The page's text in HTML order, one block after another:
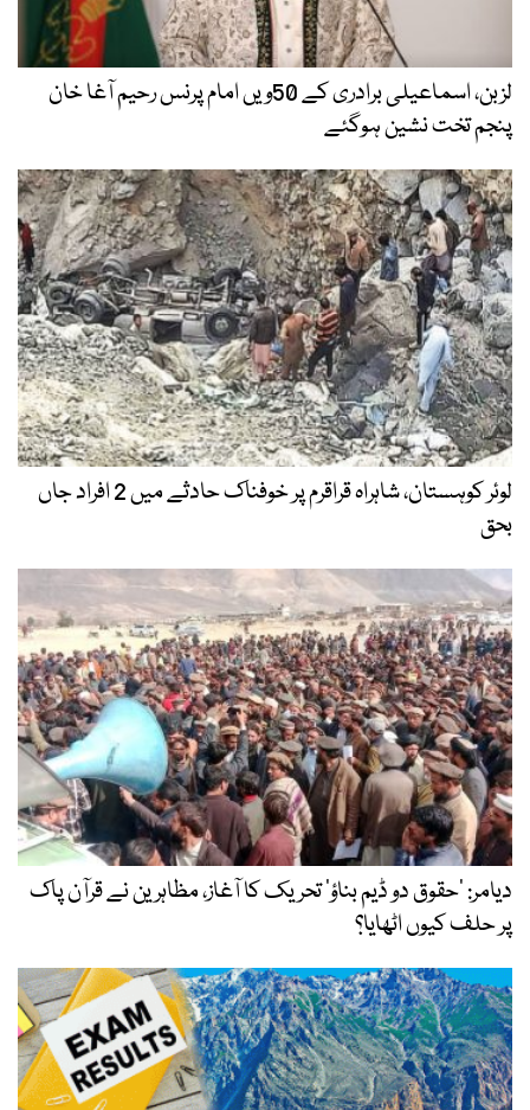
لزبن، اسماعیلی برادری کے 50ویں امام پرنس رحیم آغا خان
پنجم تخت نشین ہوگئے
لوئر کوہستان، شاہراہ قراقرم پر خوفناک حادثے میں 2 افراد جاں
بحق
دیامر: ’حقوق دو ڈیم بناؤ‘ تحریک کا آغاز، مظاہرین نے قرآن پاک
پر حلف کیوں اٹھایا؟